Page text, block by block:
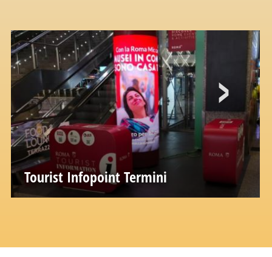
Tourist Infopoint Termini